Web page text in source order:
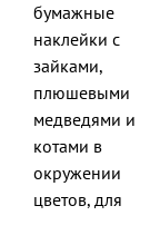
бумажные
наклейки с
зайками,
плюшевыми
медведями и
котами в
окружении
цветов, для